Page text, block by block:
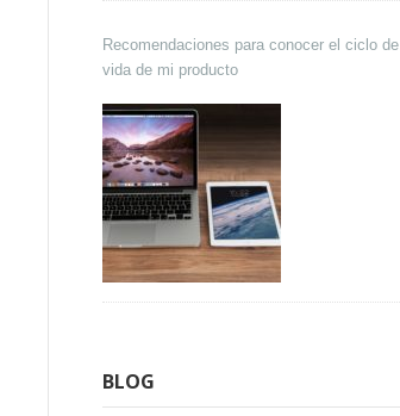
Recomendaciones para conocer el ciclo de
vida de mi producto
BLOG